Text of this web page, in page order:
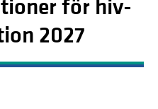
för hiv-
2027